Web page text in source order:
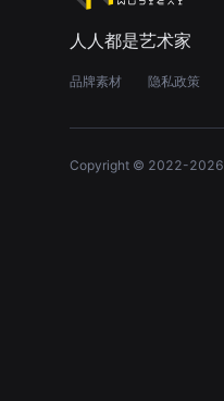
人人都是艺术家
品牌素材 隐私政策
Copyright © 2022-2026